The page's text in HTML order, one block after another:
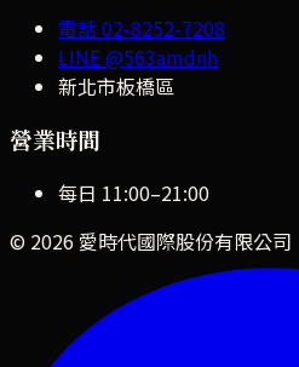
電話02-8252-7208
LINE@563amdnh
新北市板橋區
營業時間
每日 11:00–21:00
© 2026 愛時代國際股份有限公司